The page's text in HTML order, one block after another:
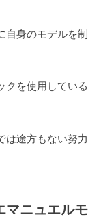
自身のモデルを制
クを使用している
は途方もない努力
マニュエルモ